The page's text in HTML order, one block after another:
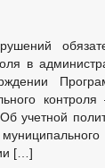
в
учетной
[…]